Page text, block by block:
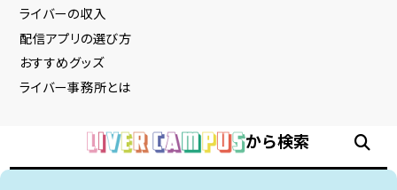
ライバーの収入
配信アプリの選び方
おすすめグッズ
ライバー事務所とは
から検索